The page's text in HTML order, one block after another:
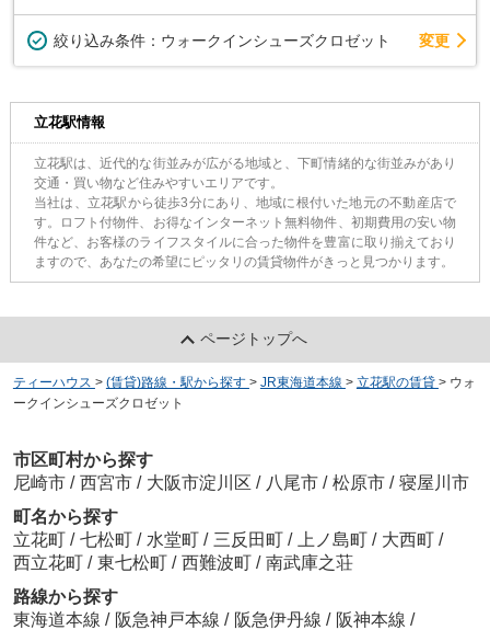
絞り込み条件： ウォークインシューズクロゼット 変更
立花駅情報
立花駅は、近代的な街並みが広がる地域と、下町情緒的な街並みがあり
交通・買い物など住みやすいエリアです。
当社は、立花駅から徒歩3分にあり、地域に根付いた地元の不動産店で
す。ロフト付物件、お得なインターネット無料物件、初期費用の安い物
件など、お客様のライフスタイルに合った物件を豊富に取り揃えており
ますので、あなたの希望にピッタリの賃貸物件がきっと見つかります。
ページトップへ
ティーハウス > (賃貸)路線・駅から探す > JR東海道本線 > 立花駅の賃貸 > ウォ
ークインシューズクロゼット
市区町村から探す
尼崎市 / 西宮市 / 大阪市淀川区 / 八尾市 / 松原市 / 寝屋川市
町名から探す
立花町 / 七松町 / 水堂町 / 三反田町 / 上ノ島町 / 大西町 /
西立花町 / 東七松町 / 西難波町 / 南武庫之荘
路線から探す
東海道本線 / 阪急神戸本線 / 阪急伊丹線 / 阪神本線 /